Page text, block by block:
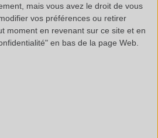
mais vous avez le droit de vous
vos préférences ou retirer
moment en revenant sur ce site et en
en bas de la page Web.